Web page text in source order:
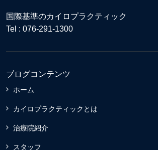
国際基準のカイロプラクティック
Tel : 076-291-1300
ブログコンテンツ
ホーム
カイロプラクティックとは
治療院紹介
スタッフ